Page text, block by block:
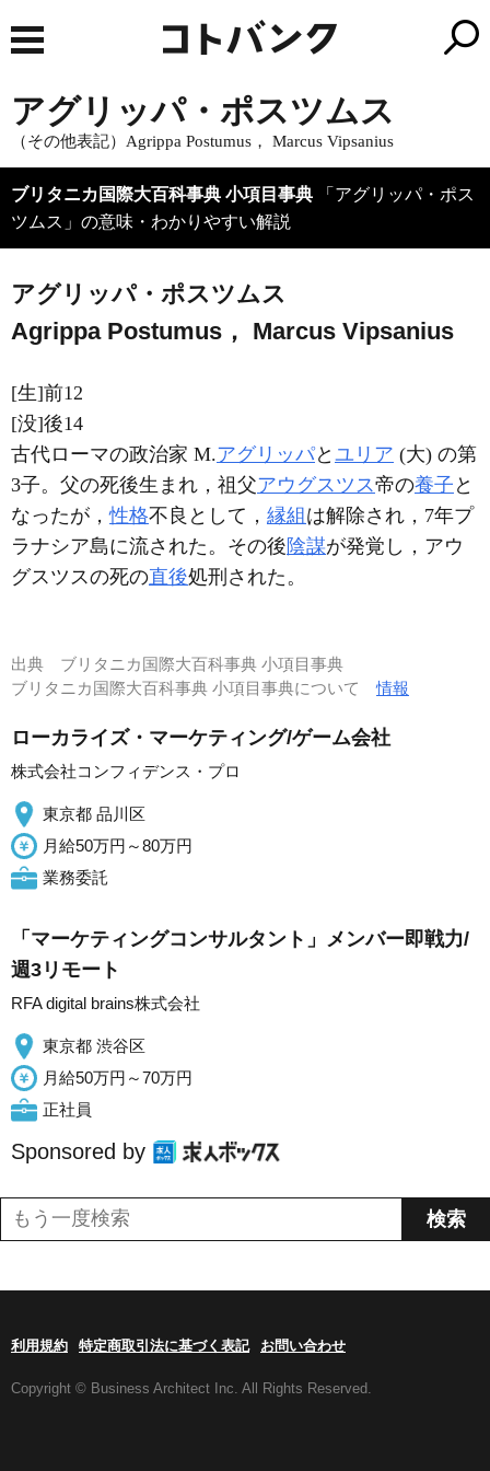
アグリッパ・ポスツムス
（その他表記）Agrippa Postumus， Marcus Vipsanius
ブリタニカ国際大百科事典 小項目事典 「アグリッパ・ポス
ツムス」の意味・わかりやすい解説
アグリッパ・ポスツムス
Agrippa Postumus， Marcus Vipsanius
[生]前12
[没]後14
古代ローマの政治家 M.アグリッパと ユリア (大) の第
3子。父の死後生まれ，祖父アウグスツス帝の養子 と
なったが，性格不良として， 縁組 は解除され，7年プ
ラナシア島に流された。その後陰謀が発覚し，アウ
グスツスの死の直後処刑された。
出典 ブリタニカ国際大百科事典 小項目事典
ブリタニカ国際大百科事典 小項目事典について情報
ローカライズ・マーケティング/ゲーム会社
株式会社コンフィデンス・プロ
東京都 品川区
月給50万円～80万円
業務委託
「マーケティングコンサルタント」メンバー即戦力/
週3リモート
RFA digital brains株式会社
東京都 渋谷区
月給50万円～70万円
正社員
Sponsored by
利用規約 特定商取引法に基づく表記 お問い合わせ
Copyright © Business Architect Inc. All Rights Reserved.